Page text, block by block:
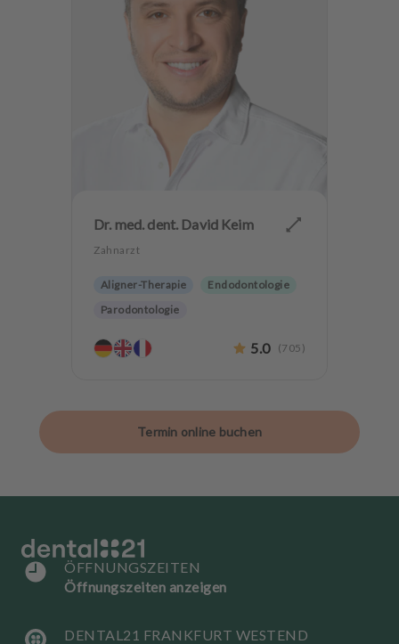
Dr. med. dent. David Keim
Zahnarzt
Aligner-Therapie
Endodontologie
Parodontologie
Hochwertiger Zahnersatz
Angstpatienten
5.0 (705 )
Termin online buchen
ÖFFNUNGSZEITEN
Öffnungszeiten anzeigen
DENTAL21 FRANKFURT WESTEND